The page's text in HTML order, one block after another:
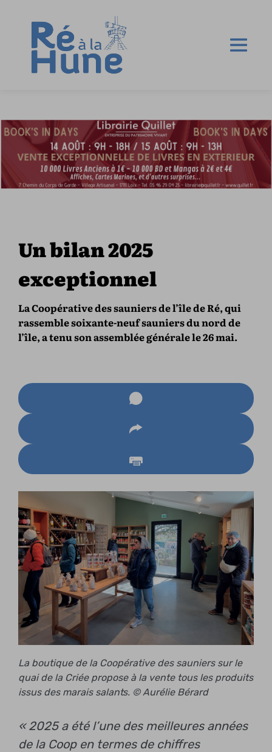
Un bilan 2025
exceptionnel
La Coopérative des sauniers de l’île de Ré, qui
rassemble soixante-neuf sauniers du nord de
l’île, a tenu son assemblée générale le 26 mai.
La boutique de la Coopérative des sauniers sur le
quai de la Criée propose à la vente tous les produits
issus des marais salants. © Aurélie Bérard
« 2025 a été l’une des meilleures années
de la Coop en termes de chiffres